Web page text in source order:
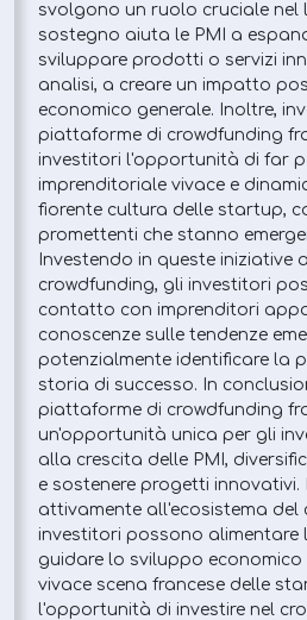
svolgono un ruolo cruciale nel
sostegno aiuta le PMI a
sviluppare prodotti o servizi
analisi, a creare un impatto
economico generale. Inoltre,
piattaforme di crowdfunding
investitori l'opportunità di far
imprenditoriale vivace e
fiorente cultura delle startup,
promettenti che stanno
Investendo in queste iniziative
crowdfunding, gli investitori
contatto con imprenditori
conoscenze sulle tendenze
potenzialmente identificare la
storia di successo. In
piattaforme di crowdfunding
un'opportunità unica per gli
alla crescita delle PMI,
e sostenere progetti
attivamente all'ecosistema del
investitori possono alimentare
guidare lo sviluppo
vivace scena francese delle
l'opportunità di investire nel